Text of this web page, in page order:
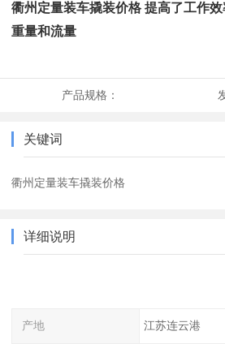
衢州定量装车撬装价格 提高了工作
重量和流量
产品规格：
关键词
衢州定量装车撬装价格
详细说明
产地 江苏连云港